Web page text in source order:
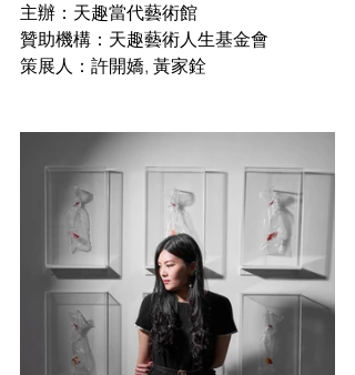
主辦：天趣當代藝術館
贊助機構：天趣藝術人生基金會
策展人：許開嬌, 黃家銓